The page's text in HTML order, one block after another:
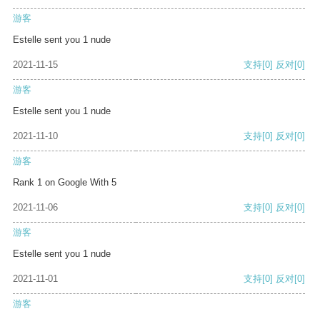
游客
Estelle sent you 1 nude
2021-11-15 支持[0] 反对[0]
游客
Estelle sent you 1 nude
2021-11-10 支持[0] 反对[0]
游客
Rank 1 on Google With 5
2021-11-06 支持[0] 反对[0]
游客
Estelle sent you 1 nude
2021-11-01 支持[0] 反对[0]
游客